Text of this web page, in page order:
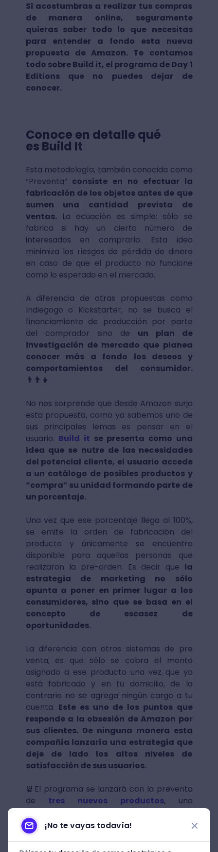
Si acostumbras a realizar tus compras
de manera online, seguramente
quieras saber todo lo que necesitas
para entender a fondo esta nueva
propuesta de Amazon. Te contamos
todo sobre Build it, el programa de Day 1
Editions que no puedes dejar de
conocer.
Conoce en detalle qué
es Build It
Esta metodología, también conocida como
“Preventa” consiste en no efectuar la
fabricación de los objetos antes de que
sumen una cantidad prevista de
ventas.La ecuación es simple: sólo se
fabrica si hay un cierto número de
interesados en comprarlo. Esta idea
minimiza los riesgos de pérdida de dinero
en caso de que el producto no funcione
como lo esperado en el mercado.
A diferencia de otras propuestas como
Indiegogo o Kickstarter, no se busca el
financiamiento de producción por parte
del comprador sino de un plan de
investigación de mercado que planea
conocer más a fondo los deseos y
comportamientos del consumidor.
👨‍👨‍👧
No nos sorprende que desde Amazon surja
esta propuesta, como ya sabemos uno de
sus principales lemas es pensar en el
usuario. Build it se presenta como una
idea que se nutre de las necesidades
del potencial cliente, el usuario accede
a un catálogo de posibles productos y
“compra” su unidad formando parte de
un porcentaje.
Una vez que ese porcentaje llega al 100%,
se emite la orden de fabricación del
producto y únicamente se encuentra
disponible para aquellas personas que
realizaron la pre-orden. Es decir que la
estrategia de marketing no sólo
apunta a poner en primer lugar a los
consumidores, sino que se basa en el
concepto de escasez de
oportunidades.
La diferencia con otros sistemas de pre
venta, es que sólo se cobra el monto
asignado a ese producto una vez que ya
está fabricado y en tu domicilio, de lo
contrario no se agrega ningún cargo a tu
cuenta. Este es uno de los puntos que
responde a la obsesión de Amazon por
sus clientes. De ninguna manera esta
compañía lanzaría una estrategia que
deje de lado los altos niveles de
satisfacción de sus usuarios.
📆El programa se lanzará con la preventa
de tres nuevos productos, una
ideal para la cocinay un
reloj de pared
inteligente
compatibles con Alexa.
La fecha límite de
¡No te vayas todavía!